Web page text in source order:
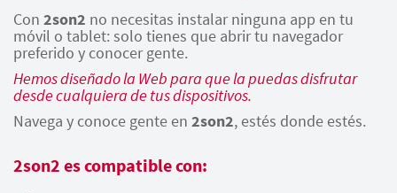
Con 2son2 no necesitas instalar ninguna app en tu
móvil o tablet: solo tienes que abrir tu navegador
preferido y conocer gente.
Hemos diseñado la Web para que la puedas disfrutar
desde cualquiera de tus dispositivos.
Navega y conoce gente en 2son2, estés donde estés.
2son2 es compatible con: